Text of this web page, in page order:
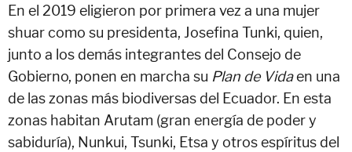
En el 2019 eligieron por primera vez a una mujer
shuar como su presidenta, Josefina Tunki, quien,
junto a los demás integrantes del Consejo de
Gobierno, ponen en marcha su Plan de Vidaen una
de las zonas más biodiversas del Ecuador. En esta
zonas habitan Arutam (gran energía de poder y
sabiduría), Nunkui, Tsunki, Etsa y otros espíritus del